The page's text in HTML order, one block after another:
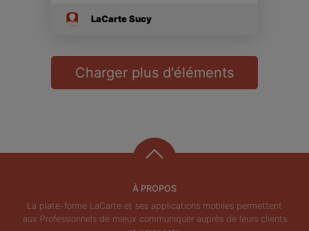
LaCarte Sucy
Charger plus d'éléments
À PROPOS
La plate-forme LaCarte et ses applications mobiles permettent
aux Professionnels de mieux communiquer auprès de leurs clients